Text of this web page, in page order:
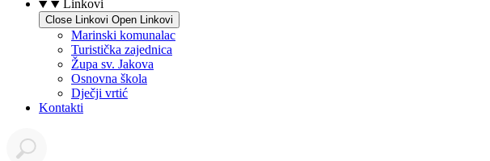
Linkovi
Close Linkovi Open Linkovi
Marinski komunalac
Turistička zajednica
Župa sv. Jakova
Osnovna škola
Dječji vrtić
Kontakti